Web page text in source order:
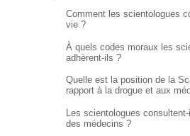
Comment les scientologues
vie ?
À quels codes moraux les
adhèrent-ils ?
Quelle est la position de la
rapport à la drogue et aux
Les scientologues
des médecins ?